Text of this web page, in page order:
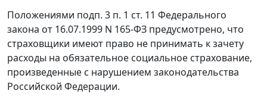
Положениями подп. 3 п. 1 ст. 11 Федерального
закона от 16.07.1999 N 165-ФЗ предусмотрено, что
страховщики имеют право не принимать к зачету
расходы на обязательное социальное страхование,
произведенные с нарушением законодательства
Российской Федерации.